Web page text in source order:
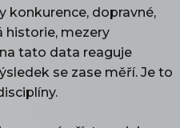
konkurence, dopravné,
historie, mezery
tato data reaguje
se zase měří. Je to